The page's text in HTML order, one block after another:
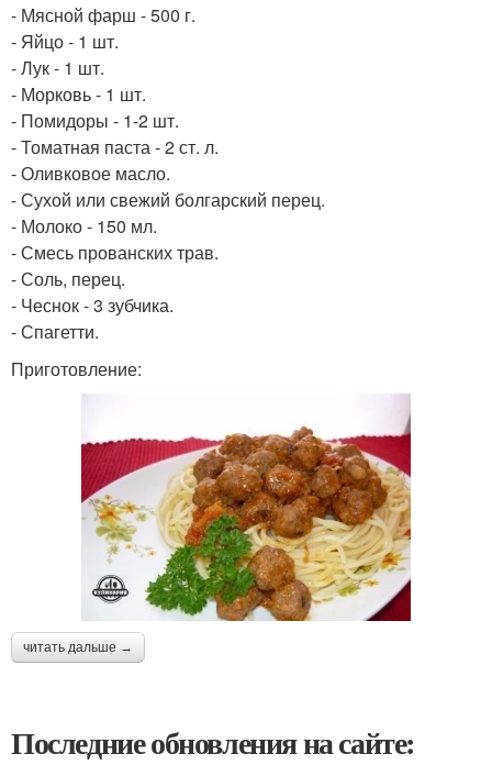
- Мясной фарш - 500 г.
- Яйцо - 1 шт.
- Лук - 1 шт.
- Морковь - 1 шт.
- Помидоры - 1-2 шт.
- Томатная паста - 2 ст. л.
- Оливковое масло.
- Сухой или свежий болгарский перец.
- Молоко - 150 мл.
- Смесь прованских трав.
- Соль, перец.
- Чеснок - 3 зубчика.
- Спагетти.
Приготовление:
читать дальше →
Последние обновления на сайте: